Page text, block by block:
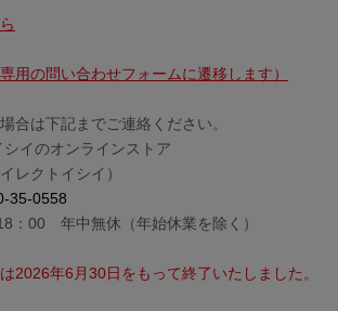
用の問い合わせフォームに遷移します）
合は下記までご連絡ください。
イのオンラインストア
レクトイシイ）
35-0558
：00 年中無休（年始休業を除く）
2026年6月30日をもって終了いたしました。